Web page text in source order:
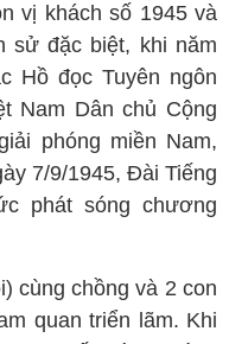
vị khách số 1945 và
sử đặc biệt, khi năm
Hồ đọc Tuyên ngôn
Nam Dân chủ Cộng
phóng miền Nam,
7/9/1945, Đài Tiếng
phát sóng chương
cùng chồng và 2 con
quan triển lãm. Khi